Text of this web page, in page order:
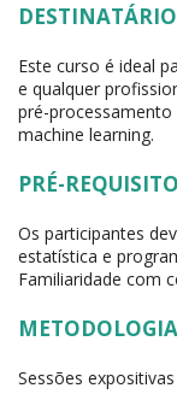
Este curso é ideal
e qualquer
pré-processamento
machine learning.
PRÉ-
Os participantes
estatística e
Familiaridade com
METODOLOGIA
Sessões